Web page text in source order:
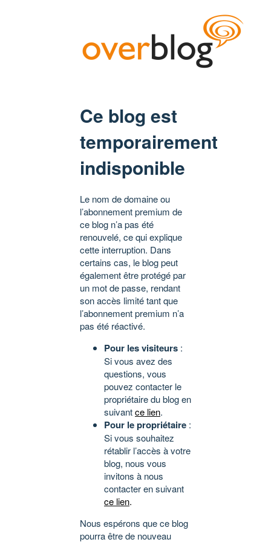
Ce blog est
temporairement
indisponible
Le nom de domaine ou
l’abonnement premium de
ce blog n’a pas été
renouvelé, ce qui explique
cette interruption. Dans
certains cas, le blog peut
également être protégé par
un mot de passe, rendant
son accès limité tant que
l’abonnement premium n’a
pas été réactivé.
Pour les visiteurs :
Si vous avez des
questions, vous
pouvez contacter le
propriétaire du blog en
suivantce lien.
Pour le propriétaire :
Si vous souhaitez
rétablir l’accès à votre
blog, nous vous
invitons à nous
contacter en suivant
ce lien.
Nous espérons que ce blog
pourra être de nouveau